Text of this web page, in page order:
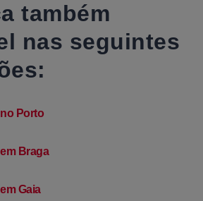
também
nas seguintes
Porto
Braga
Gaia